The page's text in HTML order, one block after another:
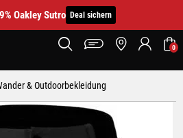
Oakley Sutro Deal sichern
0
& Outdoorbekleidung